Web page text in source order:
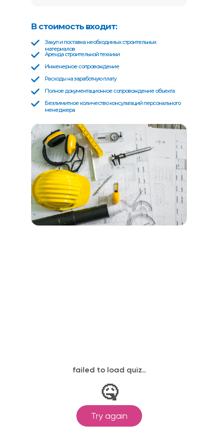
В стоимость входит:
Закуп и поставка необходимых строительных
материалов
Аренда строительной техники
Инженерное сопровождение
Безлимитное количество консультаций персонального
менеджера
Полное документационное сопровождение объекта
Расходы на заработную плату